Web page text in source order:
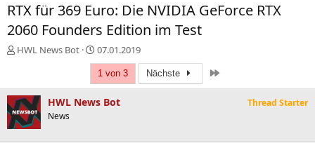
RTX für 369 Euro: Die NVIDIA GeForce RTX
2060 Founders Edition im Test
E
e
l
l
HWL News Bot
E
r
s
t
e
07.01.2019
1 von 3 Nächste
HWL News Bot
News
Thread Starter